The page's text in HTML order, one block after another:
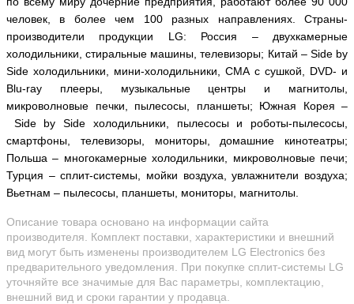
человек, в более чем 100 разных направлениях. Страны-
производители продукции LG: Россия – двухкамерные
холодильники, стиральные машины, телевизоры; Китай – Side by
Side холодильники, мини-холодильники, СМА с сушкой, DVD- и
Blu-ray плееры, музыкальные центры и магнитолы,
микроволновые печки, пылесосы, планшеты; Южная Корея –
Side by Side холодильники, пылесосы и роботы-пылесосы,
смартфоны, телевизоры, мониторы, домашние кинотеатры;
Польша – многокамерные холодильники, микроволновые печи;
Турция – сплит-системы, мойки воздуха, увлажнители воздуха;
Вьетнам – пылесосы, планшеты, мониторы, магнитолы.
Описание товара основано на информации сайта
производителя. Комплект поставки, характеристики и внешний
вид могут быть изменены производителем LG Electronics без
предварительного уведомления. При покупке сплит-системы LG
уточняйте все значимые для Вас параметры, комплектацию,
внешний вид и сроки гарантии у продавца.